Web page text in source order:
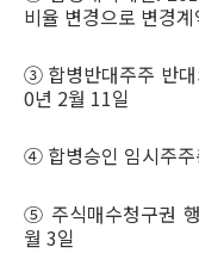
비율 변경으로 변경
③ 합병반대주주 반
0년 2월 11일
④ 합병승인 임시주
⑤ 주식매수청구권
월 3일